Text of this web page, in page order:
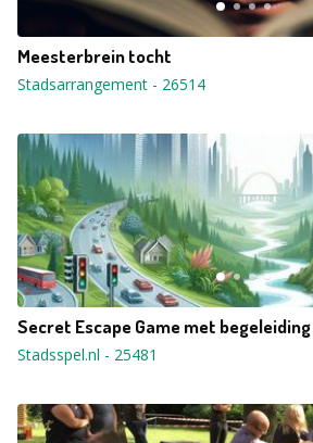
Meesterbrein tocht
Stadsarrangement - 26514
Secret Escape Game met
Stadsspel.nl - 25481